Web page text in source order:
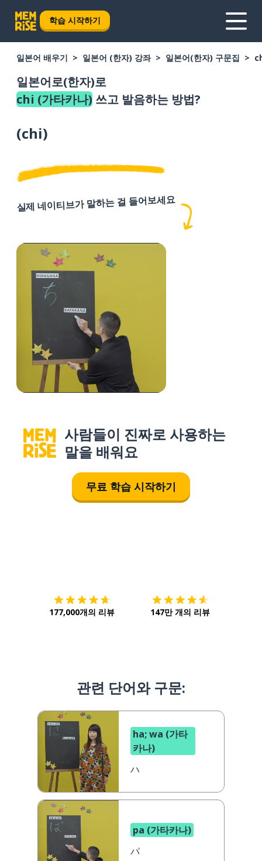
학습 시작하기
일본어 배우기 일본어 (한자) 강좌 일본어(한자) 구문집
일본어로(한자)로
chi (가타카나) 쓰고 발음하는 방법?
(chi)
실제 네이티브가 말하는 걸 들어보세요
사람들이 진짜로 사용하는
말을 배워요
무료 학습 시작하기
177,000개의 리뷰 147만 개의 리뷰
관련 단어와 구문:
ha; wa (가타
카나)
ハ
pa (가타카나)
パ